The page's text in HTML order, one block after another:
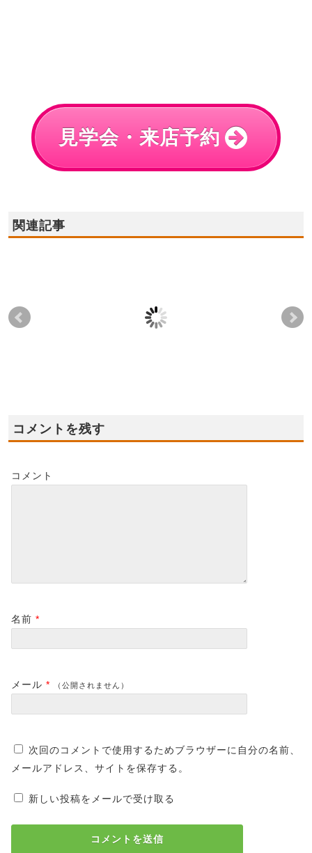
見学会・来店予約
関連記事
コメントを残す
コメント
名前 *
メール * （公開されません）
次回のコメントで使用するためブラウザーに自分の名前、
メールアドレス、サイトを保存する。
新しい投稿をメールで受け取る